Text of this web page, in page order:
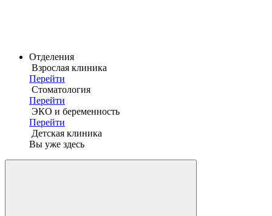
Отделения
Взрослая клиника
Перейти
Стоматология
Перейти
ЭКО и беременность
Перейти
Детская клиника
Вы уже здесь